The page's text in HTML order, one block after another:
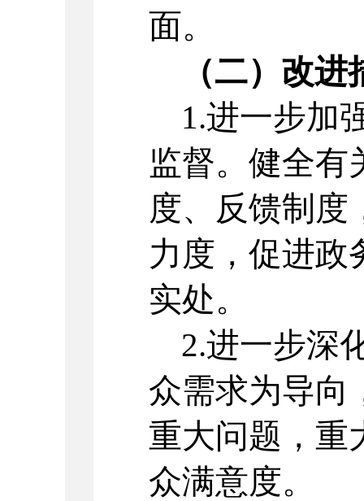
面。
（二）改进
1.进一步加
监督。健全有
度、反馈制度
力度，促进政
实处。
2.进一步深
众需求为导向
重大问题，重
众满意度。